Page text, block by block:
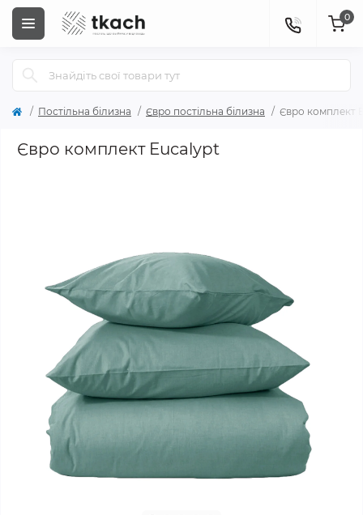
0
Постільна білизна Євро постільна білизна Євро комплект
Євро комплект Eucalypt